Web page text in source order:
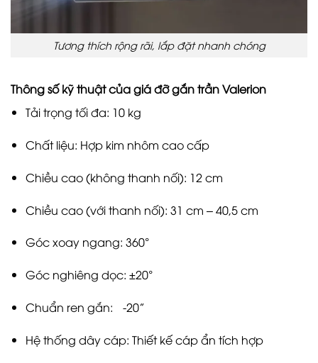
Tương thích rộng rãi, lắp đặt nhanh chóng
Thông số kỹ thuật của giá đỡ gắn trần Valerion
Tải trọng tối đa: 10 kg
Chất liệu: Hợp kim nhôm cao cấp
Chiều cao (không thanh nối): 12 cm
Chiều cao (với thanh nối): 31 cm – 40,5 cm
Góc xoay ngang: 360°
Góc nghiêng dọc: ±20°
Chuẩn ren gắn: ¼-20”
Hệ thống dây cáp: Thiết kế cáp ẩn tích hợp